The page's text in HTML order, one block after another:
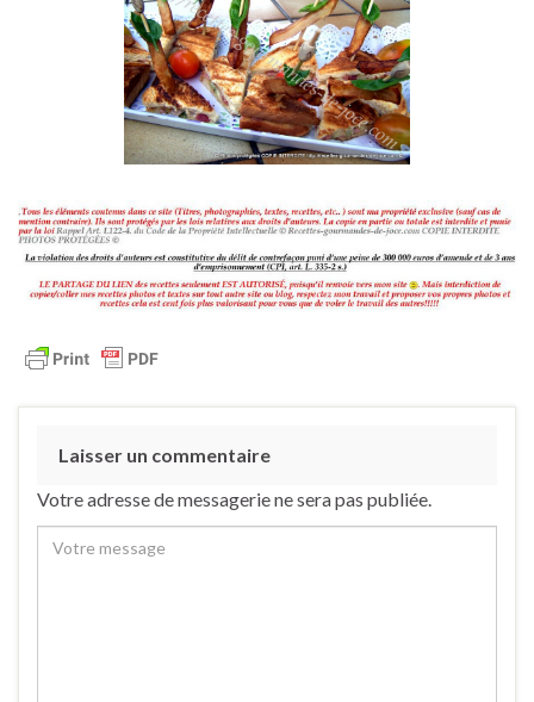
Laisser un commentaire
Votre adresse de messagerie ne sera pas publiée.